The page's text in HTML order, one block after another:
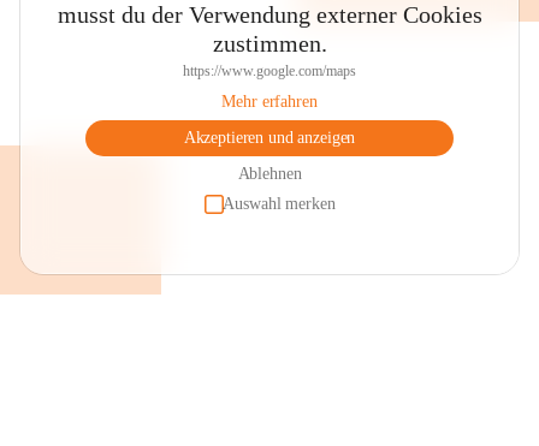
musst du der Verwendung externer Cookies
zustimmen.
https://www.google.com/maps
Mehr erfahren
Akzeptieren und anzeigen
Ablehnen
Auswahl merken